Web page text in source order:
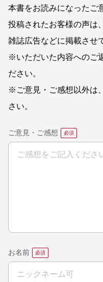
本書をお読みになったご
投稿されたお客様の声は
雑誌広告などに掲載させ
※いただいた内容へのご
ださい。
※ご意見・ご感想以外は、
さい。
ご意見・ご感想
お名前